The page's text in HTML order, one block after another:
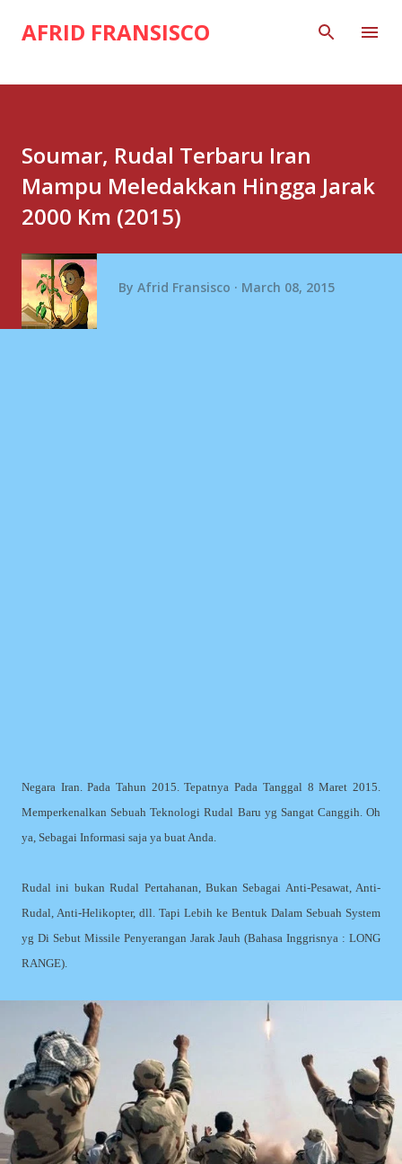
Skip to main content
AFRID FRANSISCO
Soumar, Rudal Terbaru Iran
Mampu Meledakkan Hingga Jarak
2000 Km (2015)
By Afrid Fransisco March 08, 2015
Negara Iran. Pada Tahun 2015. Tepatnya Pada Tanggal 8 Maret 2015.
Memperkenalkan Sebuah Teknologi Rudal Baru yg Sangat Canggih. Oh
ya, Sebagai Informasi saja ya buat Anda.
Rudal ini bukan Rudal Pertahanan, Bukan Sebagai Anti-Pesawat, Anti-
Rudal, Anti-Helikopter, dll. Tapi Lebih ke Bentuk Dalam Sebuah System
yg Di Sebut Missile Penyerangan Jarak Jauh (Bahasa Inggrisnya : LONG
RANGE).